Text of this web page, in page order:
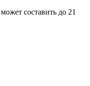
составить до 21